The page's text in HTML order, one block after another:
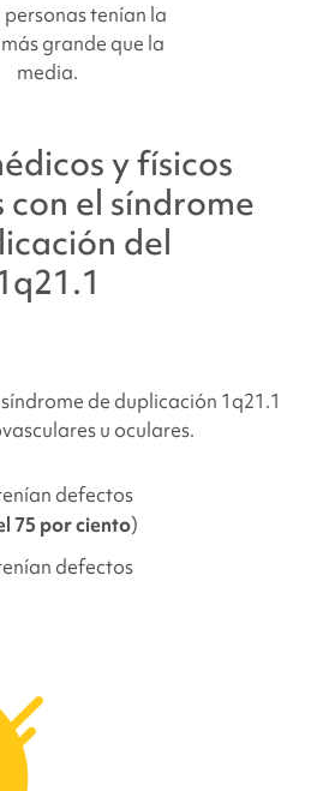
personas tenían la
grande que la
media.
y físicos
con el síndrome
del
1
síndrome de duplicación 1q21.1
u oculares.
defectos
75 por ciento)
defectos